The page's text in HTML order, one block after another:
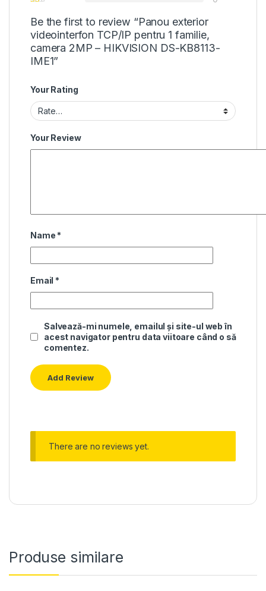
Be the first to review “Panou exterior
videointerfon TCP/IP pentru 1 familie,
camera 2MP – HIKVISION DS-KB8113-
IME1”
Your Rating
Your Review
Name *
Email *
Salvează-mi numele, emailul și site-ul web în
acest navigator pentru data viitoare când o să
comentez.
There are no reviews yet.
Produse similare